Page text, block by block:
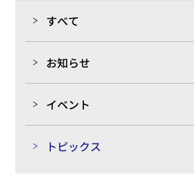
すべて
お知らせ
イベント
トピックス